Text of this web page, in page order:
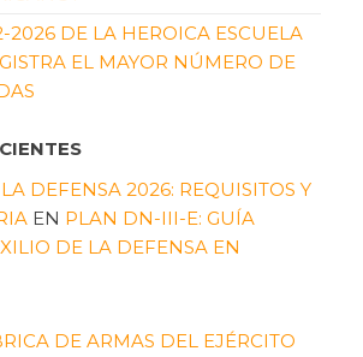
2026 DE LA HEROICA ESCUELA
EL MAYOR NÚMERO DE
DEFENSA 2026: REQUISITOS Y
EN PLAN DN-III-E: GUÍA
DE LA DEFENSA EN
DE ARMAS DEL EJÉRCITO